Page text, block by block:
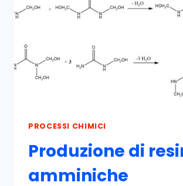
PROCESSI CHIMICI
Produzione di
amminiche